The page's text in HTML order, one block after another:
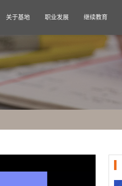
关于基地 职业发展 继续教育